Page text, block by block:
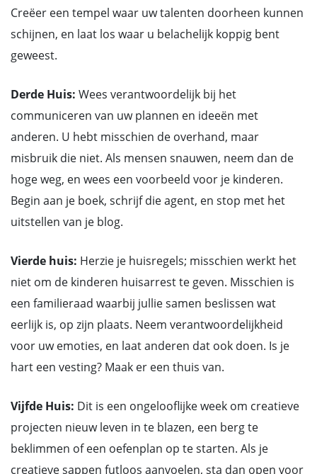
Creëer een tempel waar uw talenten doorheen kunnen
schijnen, en laat los waar u belachelijk koppig bent
geweest.
Derde Huis: Wees verantwoordelijk bij het
communiceren van uw plannen en ideeën met
anderen. U hebt misschien de overhand, maar
misbruik die niet. Als mensen snauwen, neem dan de
hoge weg, en wees een voorbeeld voor je kinderen.
Begin aan je boek, schrijf die agent, en stop met het
uitstellen van je blog.
Vierde huis: Herzie je huisregels; misschien werkt het
niet om de kinderen huisarrest te geven. Misschien is
een familieraad waarbij jullie samen beslissen wat
eerlijk is, op zijn plaats. Neem verantwoordelijkheid
voor uw emoties, en laat anderen dat ook doen. Is je
hart een vesting? Maak er een thuis van.
Vijfde Huis: Dit is een ongelooflijke week om creatieve
projecten nieuw leven in te blazen, een berg te
beklimmen of een oefenplan op te starten. Als je
creatieve sappen futloos aanvoelen, sta dan open voor